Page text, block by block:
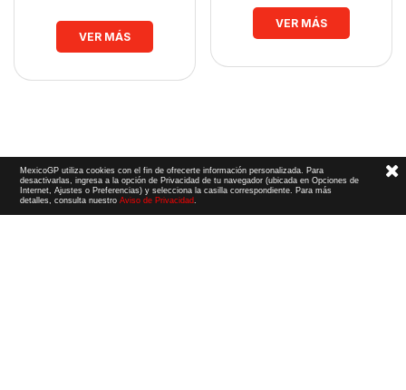
VER MÁS
VER MÁS
MexicoGP utiliza cookies con el fin de ofrecerte información personalizada. Para
desactivarlas, ingresa a la opción de Privacidad de tu navegador (ubicada en Opciones de
Internet, Ajustes o Preferencias) y selecciona la casilla correspondiente. Para más
detalles, consulta nuestroAviso de Privacidad.